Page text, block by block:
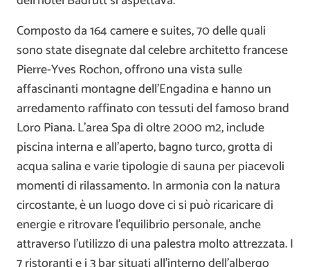
Composto da 164 camere e suites, 70 delle quali
sono state disegnate dal celebre architetto francese
Pierre-Yves Rochon, offrono una vista sulle
affascinanti montagne dell’Engadina e hanno un
arredamento raffinato con tessuti del famoso brand
Loro Piana. L’area Spa di oltre 2000 m2, include
piscina interna e all’aperto, bagno turco, grotta di
acqua salina e varie tipologie di sauna per piacevoli
momenti di rilassamento. In armonia con la natura
circostante, è un luogo dove ci si può ricaricare di
energie e ritrovare l’equilibrio personale, anche
attraverso l’utilizzo di una palestra molto attrezzata. I